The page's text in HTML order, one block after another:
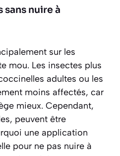
nuire à
sur les
mou. Les insectes plus
adultes ou les
moins affectés, car
mieux. Cependant,
peuvent être
une application
pour ne pas nuire à